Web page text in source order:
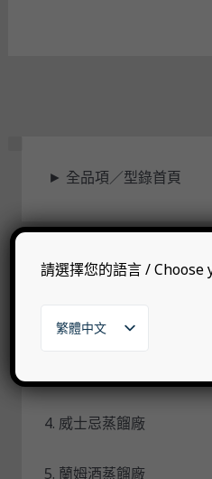
► 全品項／型錄首頁
1. 自有品牌
2. 代理品牌
4. 威士忌蒸餾廠
5. 蘭姆酒蒸餾廠
請選擇您的語言 /
繁體中文
English
한국어